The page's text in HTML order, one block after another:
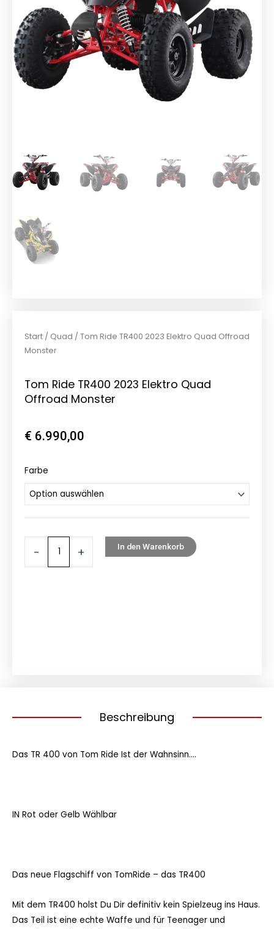
Start / Quad / Tom Ride TR400 2023 Elektro Quad Offroad
Monster
Tom Ride TR400 2023 Elektro Quad
Offroad Monster
€ 6.990,00
Farbe
-
Tom
Ride
TR400
2023
+ In den Warenkorb
Beschreibung
Das TR 400 von Tom Ride Ist der Wahnsinn….
IN Rot oder Gelb Wählbar
Das neue Flagschiff von TomRide – das TR400
Mit dem TR400 holst Du Dir definitiv kein Spielzeug ins Haus.
Das Teil ist eine echte Waffe und für Teenager und